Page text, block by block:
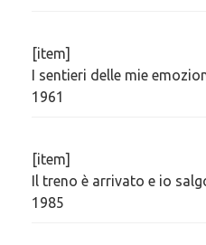
[item]
I sentieri delle mie
1961
[item]
Il treno è arrivato e io
1985